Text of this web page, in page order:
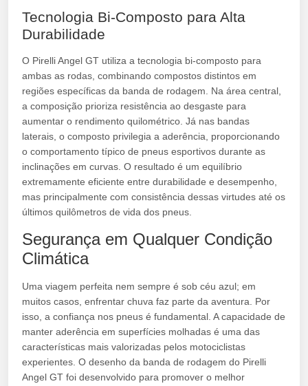
Tecnologia Bi-Composto para Alta
Durabilidade
O Pirelli Angel GT utiliza a tecnologia bi-composto para
ambas as rodas, combinando compostos distintos em
regiões específicas da banda de rodagem. Na área central,
a composição prioriza resistência ao desgaste para
aumentar o rendimento quilométrico. Já nas bandas
laterais, o composto privilegia a aderência, proporcionando
o comportamento típico de pneus esportivos durante as
inclinações em curvas. O resultado é um equilíbrio
extremamente eficiente entre durabilidade e desempenho,
mas principalmente com consistência dessas virtudes até os
últimos quilômetros de vida dos pneus.
Segurança em Qualquer Condição
Climática
Uma viagem perfeita nem sempre é sob céu azul; em
muitos casos, enfrentar chuva faz parte da aventura. Por
isso, a confiança nos pneus é fundamental. A capacidade de
manter aderência em superfícies molhadas é uma das
características mais valorizadas pelos motociclistas
experientes. O desenho da banda de rodagem do Pirelli
Angel GT foi desenvolvido para promover o melhor